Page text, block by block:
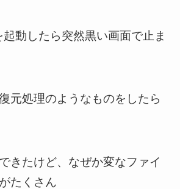
起動したら突然黒い画面で止ま
元処理のようなものをしたら
きたけど、なぜか変なファイ
たくさん